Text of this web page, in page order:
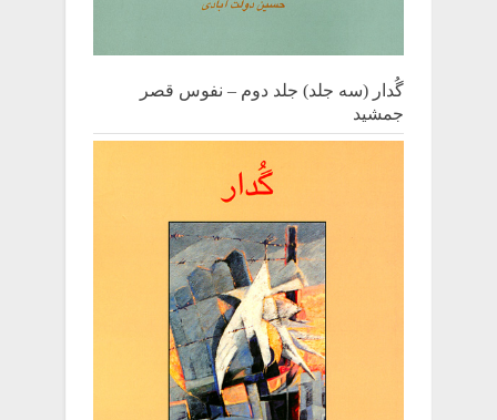
گُدار (سه جلد) جلد دوم – نفوس قصر
جمشید